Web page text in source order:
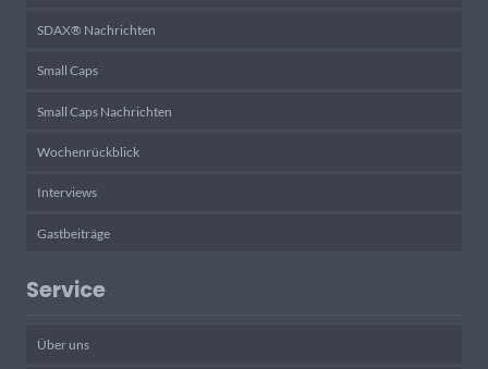
SDAX® Nachrichten
Small Caps
Small Caps Nachrichten
Wochenrückblick
Interviews
Gastbeiträge
Service
Über uns